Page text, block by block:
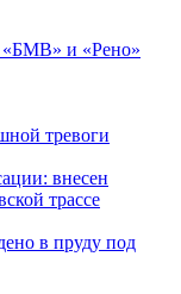
«БМВ» и «Рено»
тревоги
внесен
трассе
в пруду под